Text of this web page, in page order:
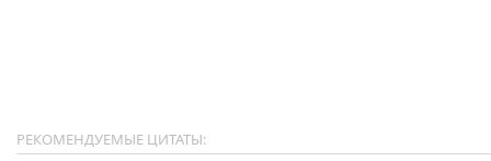
РЕКОМЕНДУЕМЫЕ ЦИТАТЫ: